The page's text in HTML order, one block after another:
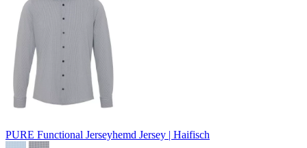
PURE Functional Jerseyhemd Jersey | Haifisch